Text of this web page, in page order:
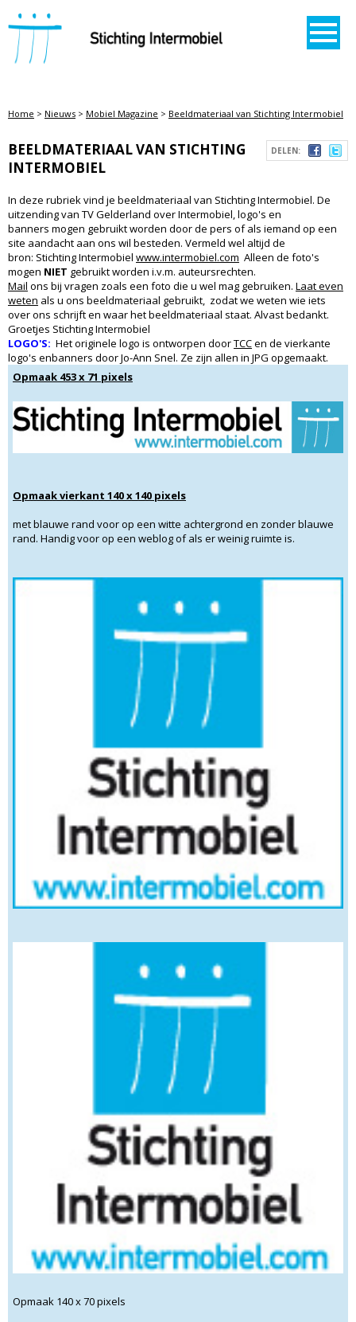
STICHTING INTERMOBIEL
Home > Nieuws > Mobiel Magazine > Beeldmateriaal van Stichting Intermobiel
DELEN:
BEELDMATERIAAL VAN STICHTING
INTERMOBIEL
In deze rubriek vind je beeldmateriaal van Stichting Intermobiel. De
uitzending van TV Gelderland over Intermobiel, logo's en
banners mogen gebruikt worden door de pers of als iemand op een
site aandacht aan ons wil besteden. Vermeld wel altijd de
bron: Stichting Intermobiel www.intermobiel.com Alleen de foto's
mogen NIET gebruikt worden i.v.m. auteursrechten.
Mail ons bij vragen zoals een foto die u wel mag gebruiken. Laat even
weten als u ons beeldmateriaal gebruikt, zodat we weten wie iets
over ons schrijft en waar het beeldmateriaal staat. Alvast bedankt.
Groetjes Stichting Intermobiel
LOGO'S: Het originele logo is ontworpen doorTCCen de vierkante
logo's enbanners door Jo-Ann Snel. Ze zijn allen in JPG opgemaakt.
Opmaak 453 x 71 pixels
Opmaak vierkant 140 x 140 pixels
met blauwe rand voor op een witte achtergrond en zonder blauwe
rand. Handig voor op een weblog of als er weinig ruimte is.
Opmaak 140 x 70 pixels